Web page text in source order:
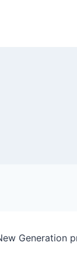
Generation